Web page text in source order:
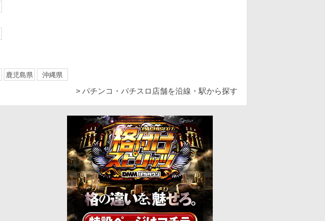
鹿児島県 沖縄県
> パチンコ・パチスロ店舗を沿線・駅から探す